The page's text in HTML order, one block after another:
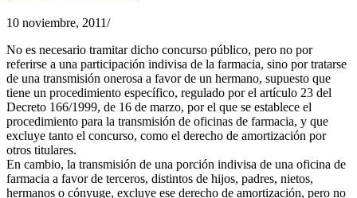
10 noviembre, 2011/
No es necesario tramitar dicho concurso público, pero no por
referirse a una participación indivisa de la farmacia, sino por tratarse
de una transmisión onerosa a favor de un hermano, supuesto que
tiene un procedimiento específico, regulado por el artículo 23 del
Decreto 166/1999, de 16 de marzo, por el que se establece el
procedimiento para la transmisión de oficinas de farmacia, y que
excluye tanto el concurso, como el derecho de amortización por
otros titulares.
En cambio, la transmisión de una porción indivisa de una oficina de
farmacia a favor de terceros, distintos de hijos, padres, nietos,
hermanos o cónyuge, excluye ese derecho de amortización, pero no